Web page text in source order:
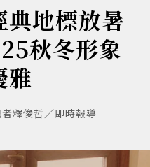
典地標放暑
秋冬形象
雅
釋俊哲／即時報導